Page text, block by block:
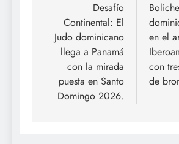
entradas
Desafío
Continental: El
Judo dominicano
llega a Panamá
con la mirada
puesta en Santo
Domingo 2026.
Boliche
en el
con
de